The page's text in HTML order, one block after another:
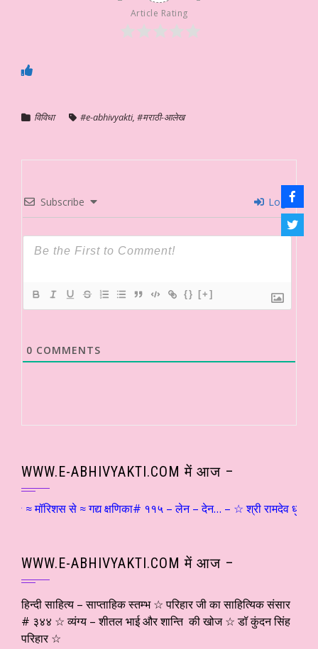
Article Rating
विविधा #e-abhivyakti, #मराठी-आलेख
Subscribe Login
{} [+]
0 COMMENTS
WWW.E-ABHIVYAKTI.COM में आज –
≈ मॉरिशस से ≈ गद्य क्षणिका# ११५ – लेन – देन… – ☆ श्री रामदेव
WWW.E-ABHIVYAKTI.COM में आज –
हिन्दी साहित्य – साप्ताहिक स्तम्भ ☆ परिहार जी का साहित्यिक संसार
# ३४४ ☆ व्यंग्य – शीतल भाई और शान्ति की खोज ☆ डॉ कुंदन सिंह
परिहार ☆